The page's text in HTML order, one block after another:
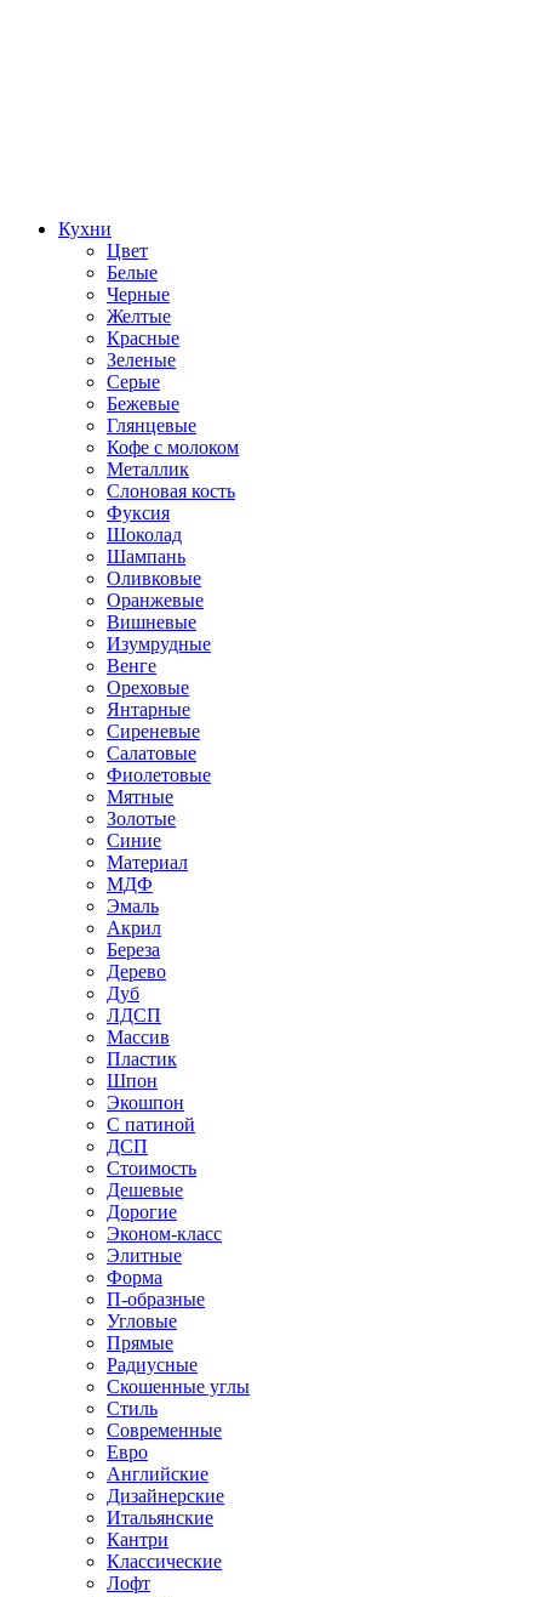
Кухни
Цвет
Белые
Черные
Желтые
Красные
Зеленые
Серые
Бежевые
Глянцевые
Кофе с молоком
Металлик
Слоновая кость
Фуксия
Шоколад
Шампань
Оливковые
Оранжевые
Вишневые
Изумрудные
Венге
Ореховые
Янтарные
Сиреневые
Салатовые
Фиолетовые
Мятные
Золотые
Синие
Материал
МДФ
Эмаль
Акрил
Береза
Дерево
Дуб
ЛДСП
Массив
Пластик
Шпон
Экошпон
С патиной
ДСП
Стоимость
Дешевые
Дорогие
Эконом-класс
Элитные
Форма
П-образные
Угловые
Прямые
Радиусные
Скошенные углы
Стиль
Современные
Евро
Английские
Дизайнерские
Итальянские
Кантри
Классические
Лофт